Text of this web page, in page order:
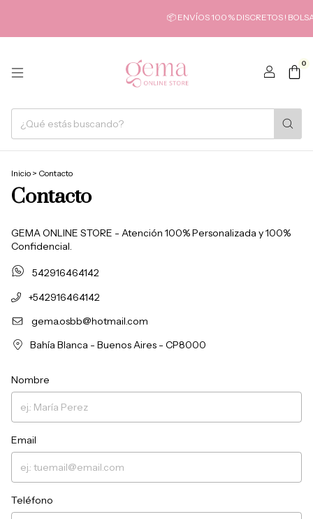
📦 ENVÍOS 100 % DISCRETOS !
0
Inicio > Contacto
Contacto
GEMA ONLINE STORE - Atención 100% Personalizada y 100%
Confidencial.
542916464142
+542916464142
gema.osbb@hotmail.com
Bahía Blanca - Buenos Aires - CP8000
Nombre
Email
Teléfono